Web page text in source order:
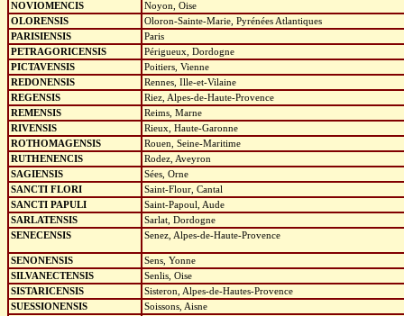
NOVIOMENCIS
Noyon, Oise
OLORENSIS
Oloron-Sainte-Marie, Pyrénées Atlantiques
PARISIENSIS
Paris
PETRAGORICENSIS
Périgueux, Dordogne
PICTAVENSIS
Poitiers, Vienne
REDONENSIS
Rennes, Ille-et-Vilaine
REGENSIS
Riez, Alpes-de-Haute-Provence
REMENSIS
Reims, Marne
RIVENSIS
Rieux, Haute-Garonne
ROTHOMAGENSIS
Rouen, Seine-Maritime
RUTHENENCIS
Rodez, Aveyron
SAGIENSIS
Sées, Orne
SANCTI FLORI
Saint-Flour, Cantal
SANCTI PAPULI
Saint-Papoul, Aude
SARLATENSIS
Sarlat, Dordogne
SENECENSIS
Senez, Alpes-de-Haute-Provence
SENONENSIS
Sens, Yonne
SILVANECTENSIS
Senlis, Oise
SISTARICENSIS
Sisteron, Alpes-de-Hautes-Provence
SUESSIONENSIS
Soissons, Aisne